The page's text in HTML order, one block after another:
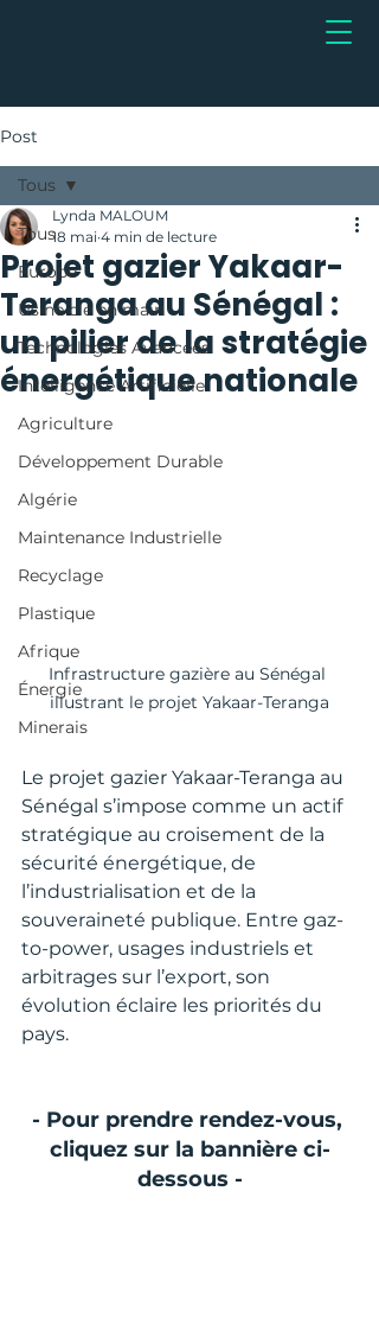
Post
Tous
Europe
Usine clé en main
Technologies Avancées
Intelligence Artificielle
Agriculture
Développement Durable
Algérie
Maintenance Industrielle
Recyclage
Plastique
Afrique
Énergie
Minerais
Tous
Projet gazier Yakaar-
Teranga au Sénégal :
un pilier de la stratégie
énergétique nationale
Lynda MALOUM
18 mai 4 min de lecture
Infrastructure gazière au Sénégal
illustrant le projet Yakaar-Teranga
Le projet gazier Yakaar-Teranga au
Sénégal s’impose comme un actif
stratégique au croisement de la
sécurité énergétique, de
l’industrialisation et de la
souveraineté publique. Entre gaz-
to-power, usages industriels et
arbitrages sur l’export, son
évolution éclaire les priorités du
pays.
- Pour prendre rendez-vous,
cliquez sur la bannière ci-
dessous -